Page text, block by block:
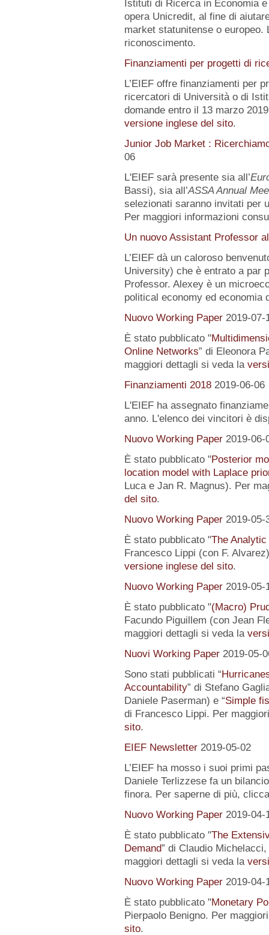
Istituti di Ricerca in Economia
opera Unicredit, al fine di
market statunitense o europeo.
riconoscimento.
Finanziamenti per progetti di
L’EIEF offre finanziamenti per
ricercatori di Università o di
domande entro il 13 marzo
versione inglese del sito.
Junior Job Market :
06
L'EIEF sarà presente sia all’
Bassi), sia all’ASSA Annual
selezionati saranno invitati per
Per maggiori informazioni
Un nuovo Assistant Professor
L’EIEF dà un caloroso
University) che è entrato a par
Professor. Alexey è un
political economy ed
Nuovo Working Paper 2019-07-
È stato pubblicato "
Online Networks” di Eleonora
maggiori dettagli si veda la
Finanziamenti 2018 2019-06-06
L'EIEF ha assegnato
anno. L'elenco dei vincitori è
Nuovo Working Paper 2019-06-
È stato pubblicato "Posterior
location model with Laplace
Luca e Jan R. Magnus). Per
del sito.
Nuovo Working Paper 2019-05-
È stato pubblicato "The
Francesco Lippi (con F.
versione inglese del sito.
Nuovo Working Paper 2019-05-
È stato pubblicato "(Macro)
Facundo Piguillem (con Jean
maggiori dettagli si veda la
Nuovi Working Paper 2019-05-
Sono stati pubblicati “
Accountability” di Stefano
Daniele Paserman) e “Simple
di Francesco Lippi. Per
sito.
EIEF Newsletter 2019-05-02
L’EIEF ha mosso i suoi primi
Daniele Terlizzese fa un
finora. Per saperne di più,
Nuovo Working Paper 2019-04-
È stato pubblicato "The
Demand” di Claudio
maggiori dettagli si veda la
Nuovo Working Paper 2019-04-
È stato pubblicato "Monetary
Pierpaolo Benigno. Per
sito.